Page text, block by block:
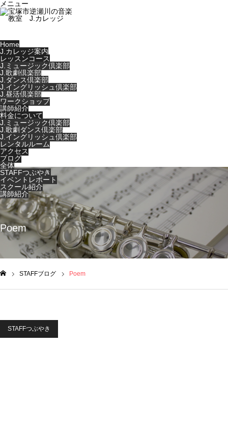
メニュー
Home
J.カレッジ案内
レッスンコース
J.ミュージック倶楽部
J.歌劇倶楽部
J.ダンス倶楽部
J.イングリッシュ倶楽部
J.昼活倶楽部
ワークショップ
講師紹介
料金について
J.ミュージック倶楽部
J.歌劇ダンス倶楽部
J.イングリッシュ倶楽部
レンタルルーム
アクセス
ブログ
全体
STAFFつぶやき
イベントレポート
スクール紹介
講師紹介
Poem
STAFFブログ Poem
STAFFつぶやき